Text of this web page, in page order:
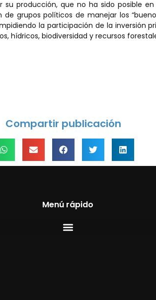
producción, que no ha sido posible
grupos políticos de manejar los
la participación de la inversión
hídricos, biodiversidad y recursos
Compartir publicación
Menú rápido